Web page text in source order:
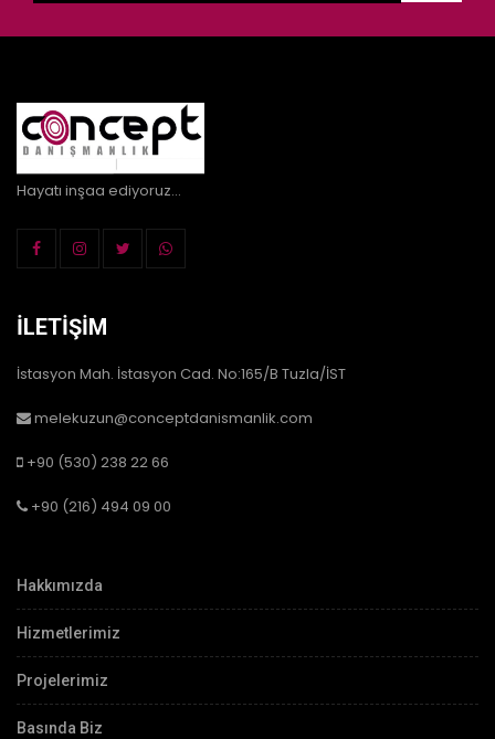
Hayatı inşaa ediyoruz...
İLETIŞIM
İstasyon Mah. İstasyon Cad. No:165/B Tuzla/İST
melekuzun@conceptdanismanlik.com
+90 (530) 238 22 66
+90 (216) 494 09 00
Hakkımızda
Hizmetlerimiz
Projelerimiz
Basında Biz